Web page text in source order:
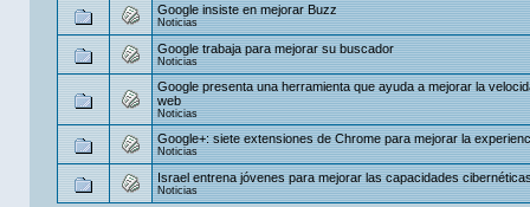
Google insiste en mejorar Buzz
Noticias
Google trabaja para mejorar su buscador
Noticias
Google presenta una herramienta que ayuda a mejorar la
web
Noticias
Google+: siete extensiones de Chrome para mejorar la
Noticias
Israel entrena jóvenes para mejorar las capacidades
Noticias